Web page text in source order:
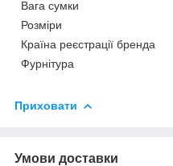
Вага сумки
Розміри
Країна реєстрації бренда
Фурнітура
Приховати
Умови доставки